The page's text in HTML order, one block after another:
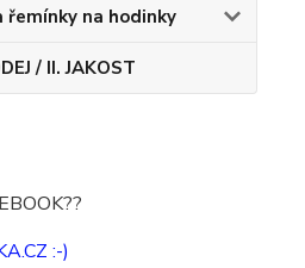
řemínky na hodinky
/ II. JAKOST
:-)